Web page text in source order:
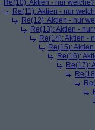
Re(10): Aktien - nur welche?
Re(11): Aktien - nur
Re(12): Aktien - nur
Re(13): Aktien - nur
Re(14): Aktien -
Re(15):
Re(16):
Re(17):